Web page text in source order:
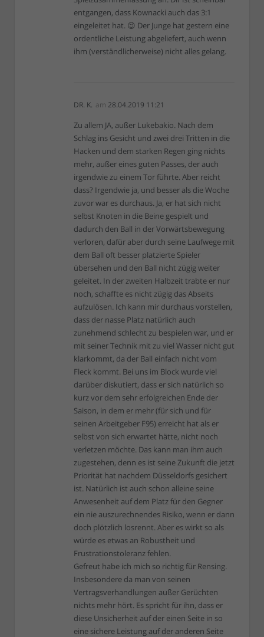
entgangen, dass Kownacki auch das 3:1
eingeleitet hat. 😉 Der Junge hat gestern eine
ordentliche Leistung abgeliefert, auch wenn
ihm (verständlicherweise) nicht alles gelang.
DR. K. am 28.04.2019 11:21
Zu allem JA, außer Lukebakio. Nach dem
Schlag ins Gesicht und zwei drei Tritten in die
Hacken und dem starken Regen ging nichts
mehr, außer eines guten Passes, der auch
irgendwie zu einem Tor führte. Aber reicht
dass? Irgendwie ja, und besser als die Woche
zuvor war es durchaus. Ja, er hat sich nicht
selbst Knoten in die Beine gespielt und
dadurch den Ball in der Vorwärtsbewegung
verloren, dafür aber durch seine Laufwege mit
dem Ball oft besser platzierte Spieler
übersehen und den Ball nicht zügig weiter
geleitet. In der zweiten Halbzeit trabte er nur
noch, schaffte es nicht zügig das Abseits
aufzulösen. Ich kann mir durchaus vorstellen,
dass der nasse Platz natürlich auch
zunehmend schlecht zu bespielen war, und er
mit seiner Technik mit zu viel Wasser nicht gut
klarkommt, da der Ball einfach nicht vom
Fleck kommt. Bei uns im Block wurde viel
darüber diskutiert, dass er sich natürlich so
kurz vor dem sehr erfolgreichen Ende der
Saison, in dem er mehr (für sich und für
seinen Arbeitgeber F95) erreicht hat als er
selbst von sich erwartet hätte, nicht noch
verletzen möchte. Das kann man ihm auch
zugestehen, denn es ist seine Zukunft die jetzt
Priorität hat nachdem Düsseldorfs gesichert
ist. Natürlich ist auch schon alleine seine
Anwesenheit auf dem Platz für den Gegner
ein nie auszurechnendes Risiko, wenn er dann
doch plötzlich losrennt. Aber es wirkt so als
würde es etwas an Robustheit und
Frustrationstoleranz fehlen.
Gefreut habe ich mich so richtig für Rensing.
Insbesondere da man von seinen
Vertragsverhandlungen außer Gerüchten
nichts mehr hört. Es spricht für ihn, dass er
diese Unsicherheit auf der einen Seite in so
eine sichere Leistung auf der anderen Seite